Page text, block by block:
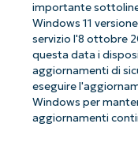
importante
Windows 11
servizio l'8 ottobre
questa data i
aggiornamenti di
eseguire
Windows per
aggiornamenti